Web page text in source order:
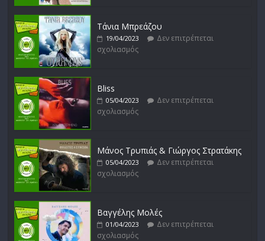
σχολιασμός
Τάνια Μπρεάζου
19/04/2023
Δεν επιτρέπεται
σχολιασμός
Bliss
05/04/2023
Δεν επιτρέπεται
σχολιασμός
Μάνος Τρυπιάς & Γιώργος Στρατάκης
05/04/2023
Δεν επιτρέπεται
σχολιασμός
Βαγγέλης Μολές
01/04/2023
Δεν επιτρέπεται
σχολιασμός